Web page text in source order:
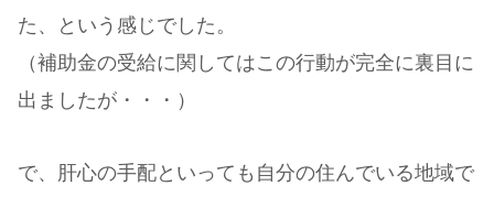
た、という感じでした。
（補助金の受給に関してはこの行動が完全に裏目に
出ましたが・・・）
で、肝心の手配といっても自分の住んでいる地域で